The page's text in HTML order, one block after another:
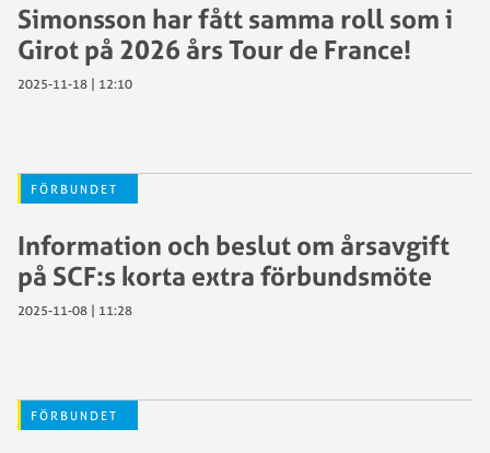
Simonsson har fått samma roll som i
Girot på 2026 års Tour de France!
2025-11-18 | 12:10
FÖRBUNDET
Information och beslut om årsavgift
på SCF:s korta extra förbundsmöte
2025-11-08 | 11:28
FÖRBUNDET